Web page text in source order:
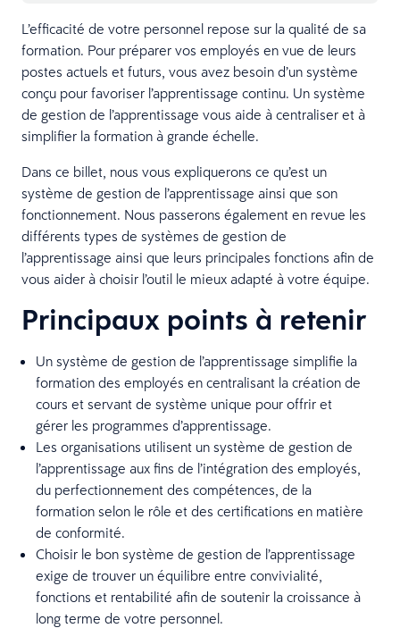
L’efficacité de votre personnel repose sur la qualité de sa
formation. Pour préparer vos employés en vue de leurs
postes actuels et futurs, vous avez besoin d’un système
conçu pour favoriser l’apprentissage continu. Un système
de gestion de l’apprentissage vous aide à centraliser et à
simplifier la formation à grande échelle.
Dans ce billet, nous vous expliquerons ce qu’est un
système de gestion de l’apprentissage ainsi que son
fonctionnement. Nous passerons également en revue les
différents types de systèmes de gestion de
l’apprentissage ainsi que leurs principales fonctions afin de
vous aider à choisir l’outil le mieux adapté à votre équipe.
Principaux points à retenir
Un système de gestion de l’apprentissage simplifie la
formation des employés en centralisant la création de
cours et servant de système unique pour offrir et
gérer les programmes d’apprentissage.
Les organisations utilisent un système de gestion de
l’apprentissage aux fins de l’intégration des employés,
du perfectionnement des compétences, de la
formation selon le rôle et des certifications en matière
de conformité.
Choisir le bon système de gestion de l’apprentissage
exige de trouver un équilibre entre convivialité,
fonctions et rentabilité afin de soutenir la croissance à
long terme de votre personnel.